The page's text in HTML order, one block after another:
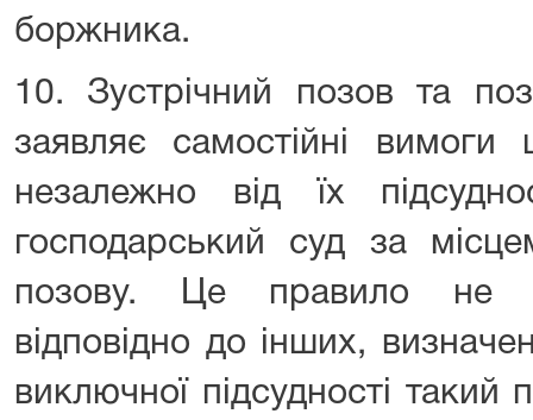
боржника.
10. Зустрічний позов та
заявляє самостійні
незалежно від їх
господарський суд за
позову. Це правило не
відповідно до інших,
виключної підсудності такий